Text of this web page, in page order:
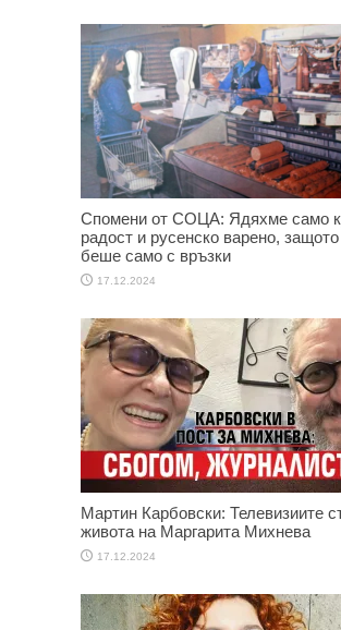
Спомени от СОЦА: Ядяхме само
радост и русенско варено, защото
беше само с връзки
17.12.2024
Мартин Карбовски: Телевизиите
живота на Маргарита Михнева
17.12.2024